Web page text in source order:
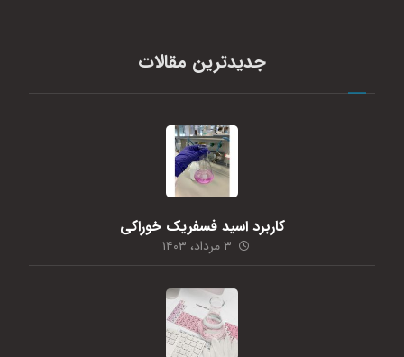
جدیدترین مقالات
کاربرد اسید فسفریک خوراکی
۳ مرداد، ۱۴۰۳